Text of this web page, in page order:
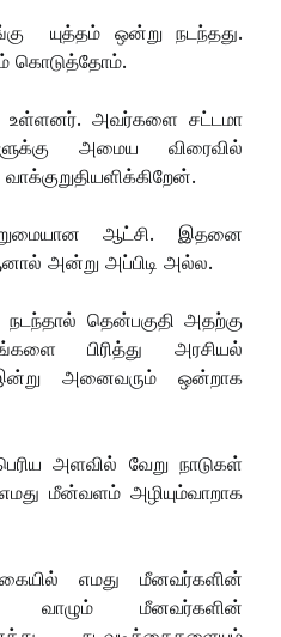
யுத்தம் ஒன்று நடந்தது.
கொடுத்தோம்.
உள்ளனர். அவர்களை சட்டமா
அமைய விரைவில்
ஆட்சி. இதனை
அன்று அப்பிடி அல்ல.
தென்பகுதி அதற்கு
பிரித்து அரசியல்
அனைவரும் ஒன்றாக
அளவில் வேறு நாடுகள்
மீன்வளம் அழியும்வாறாக
எமது மீனவர்களின்
வாழும் மீனவர்களின்